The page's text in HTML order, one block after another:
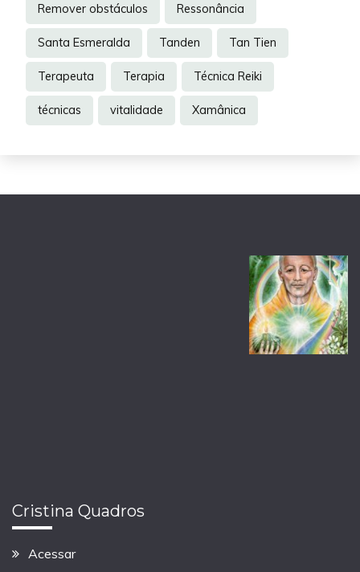
Remover obstáculos Ressonância
Santa Esmeralda Tanden Tan Tien
Terapeuta Terapia Técnica Reiki
técnicas vitalidade Xamânica
Cristina Quadros
Acessar